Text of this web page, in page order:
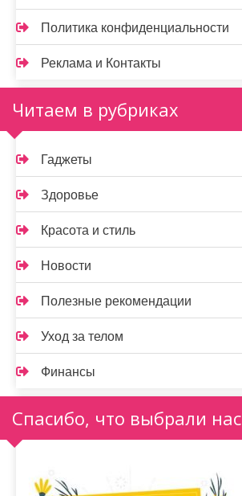
Политика конфиденциальности
Реклама и Контакты
Читаем в рубриках
Гаджеты
Здоровье
Красота и стиль
Новости
Полезные рекомендации
Уход за телом
Финансы
Спасибо, что выбрали нас